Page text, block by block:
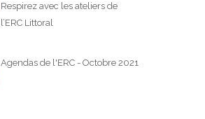
Respirez avec les ateliers de
l’ERC Littoral
Agendas de l'ERC - Octobre 2021